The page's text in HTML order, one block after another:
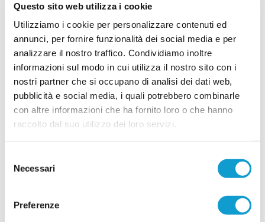
Questo sito web utilizza i cookie
Utilizziamo i cookie per personalizzare contenuti ed
annunci, per fornire funzionalità dei social media e per
analizzare il nostro traffico. Condividiamo inoltre
informazioni sul modo in cui utilizza il nostro sito con i
nostri partner che si occupano di analisi dei dati web,
pubblicità e social media, i quali potrebbero combinarle
con altre informazioni che ha fornito loro o che hanno
raccolto dal suo utilizzo dei loro servizi.
delNecessari
Preferenze
ferma, per il secondo anno consecutivo, l’ASD
prestigio: la qualificazione alla finale regionale del
Torneo U10/U11 Grassroots Challenge categoria
società tra le eccellenze del calcio giovanile marchigia ...leggi
30/04/2026
PAGLIARE. A giugno Campus Tecnico con
ex calciatori di Serie A
PAGLIARE DEL TRONTO. Una grande iniziativa
estate: un Campus Tecnico di Calcio, presso il
che desiderano migliorare davvero il proprio
livello tecnico troveranno degli insegnati di altissimo livello, pronti a